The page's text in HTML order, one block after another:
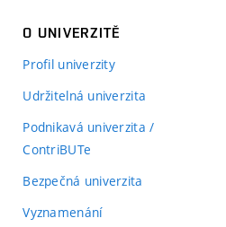
O UNIVERZITĚ
Profil univerzity
Udržitelná univerzita
Podnikavá univerzita /
ContriBUTe
Bezpečná univerzita
Vyznamenání